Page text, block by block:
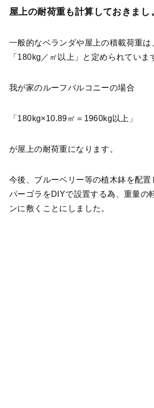
屋上の耐荷重も計算しておきまし
一般的なベランダや屋上の積載荷重
「180kg／㎡以上」と定められていま
我が家のルーフバルコニーの場合
「180kg×10.89㎡＝1960kg以上」
が屋上の耐荷重になります。
今後、ブルーベリー等の植木鉢を配置
パーゴラをDIYで設置する為、重量の
ンに敷くことにしました。